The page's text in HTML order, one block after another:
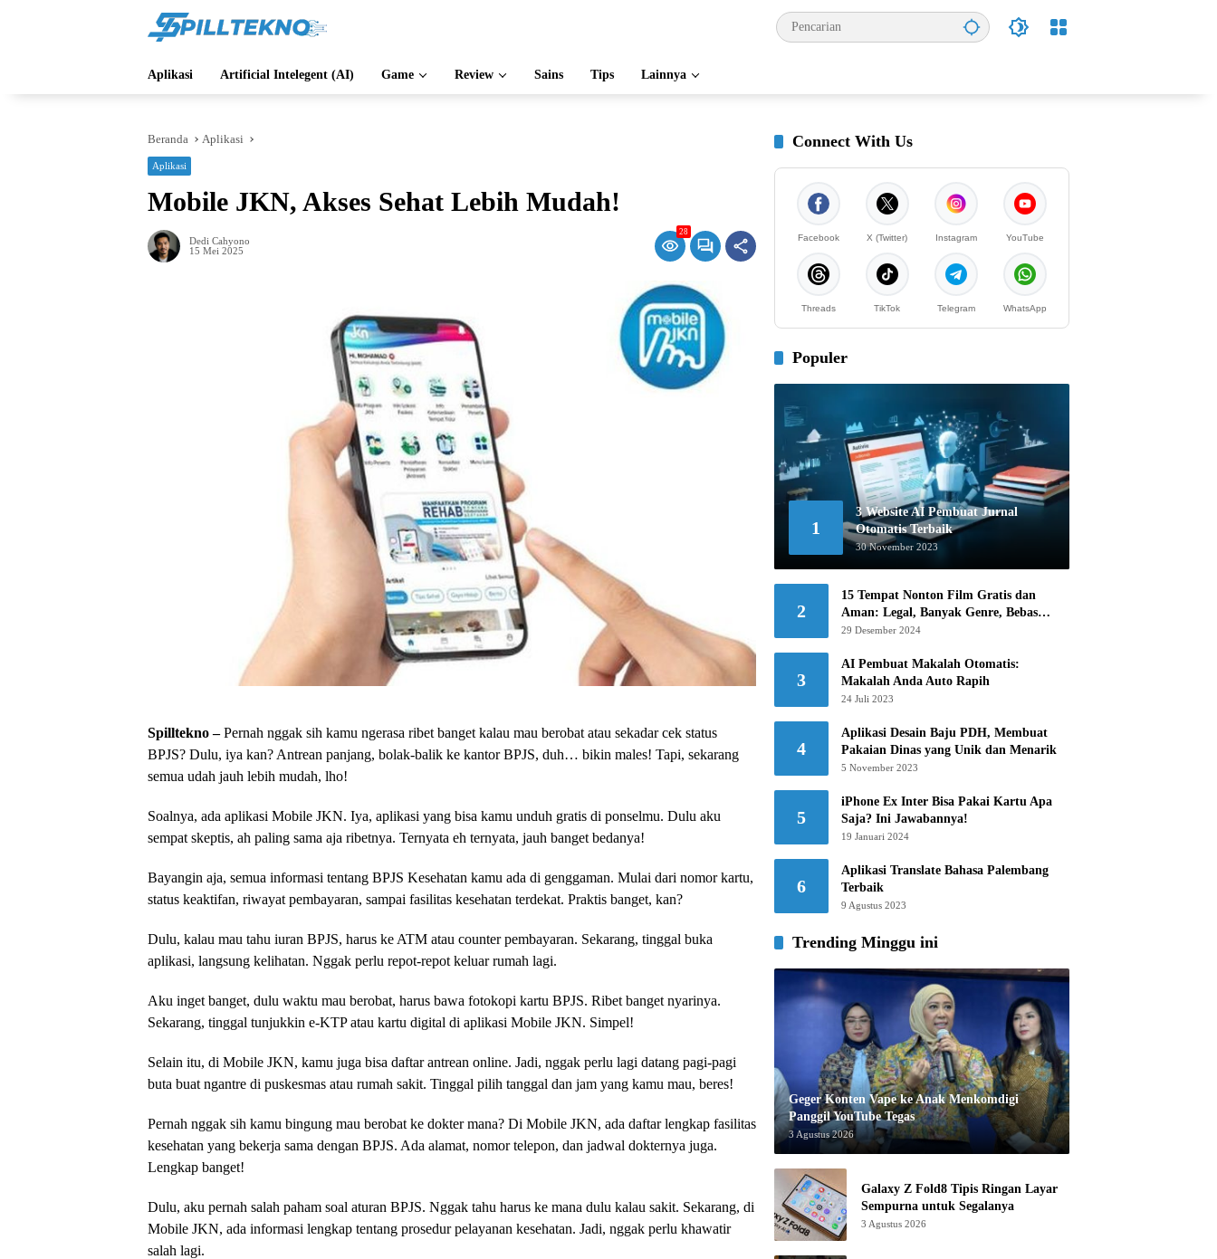
Aplikasi Artificial Intelegent (AI) Game Review Sains Tips Lainnya
Beranda Aplikasi
Aplikasi
Mobile JKN, Akses Sehat Lebih Mudah!
Dedi Cahyono
15 Mei 2025
28
Spilltekno –Pernah nggak sih kamu ngerasa ribet banget kalau mau berobat atau sekadar cek status
BPJS? Dulu, iya kan? Antrean panjang, bolak-balik ke kantor BPJS, duh… bikin males! Tapi, sekarang
semua udah jauh lebih mudah, lho!
Soalnya, ada aplikasi Mobile JKN. Iya, aplikasi yang bisa kamu unduh gratis di ponselmu. Dulu aku
sempat skeptis, ah paling sama aja ribetnya. Ternyata eh ternyata, jauh banget bedanya!
Bayangin aja, semua informasi tentang BPJS Kesehatan kamu ada di genggaman. Mulai dari nomor kartu,
status keaktifan, riwayat pembayaran, sampai fasilitas kesehatan terdekat. Praktis banget, kan?
Dulu, kalau mau tahu iuran BPJS, harus ke ATM atau counter pembayaran. Sekarang, tinggal buka
aplikasi, langsung kelihatan. Nggak perlu repot-repot keluar rumah lagi.
Aku inget banget, dulu waktu mau berobat, harus bawa fotokopi kartu BPJS. Ribet banget nyarinya.
Sekarang, tinggal tunjukkin e-KTP atau kartu digital di aplikasi Mobile JKN. Simpel!
Selain itu, di Mobile JKN, kamu juga bisa daftar antrean online. Jadi, nggak perlu lagi datang pagi-pagi
buta buat ngantre di puskesmas atau rumah sakit. Tinggal pilih tanggal dan jam yang kamu mau, beres!
Pernah nggak sih kamu bingung mau berobat ke dokter mana? Di Mobile JKN, ada daftar lengkap fasilitas
kesehatan yang bekerja sama dengan BPJS. Ada alamat, nomor telepon, dan jadwal dokternya juga.
Lengkap banget!
Dulu, aku pernah salah paham soal aturan BPJS. Nggak tahu harus ke mana dulu kalau sakit. Sekarang, di
Mobile JKN, ada informasi lengkap tentang prosedur pelayanan kesehatan. Jadi, nggak perlu khawatir
salah lagi.
Connect With Us
Facebook X (Twitter) Instagram YouTube
Threads TikTok Telegram WhatsApp
Populer
1
3 Website AI Pembuat Jurnal
Otomatis Terbaik
30 November 2023
2
15 Tempat Nonton Film Gratis dan
Aman: Legal, Banyak Genre, Bebas
Khawatir!
29 Desember 2024
3
AI Pembuat Makalah Otomatis:
Makalah Anda Auto Rapih
24 Juli 2023
4
Aplikasi Desain Baju PDH, Membuat
Pakaian Dinas yang Unik dan Menarik
5 November 2023
5
iPhone Ex Inter Bisa Pakai Kartu Apa
Saja? Ini Jawabannya!
19 Januari 2024
6
Aplikasi Translate Bahasa Palembang
Terbaik
9 Agustus 2023
Trending Minggu ini
Geger Konten Vape ke Anak Menkomdigi
Panggil YouTube Tegas
3 Agustus 2026
Galaxy Z Fold8 Tipis Ringan Layar
Sempurna untuk Segalanya
3 Agustus 2026